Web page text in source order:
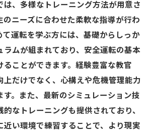
は、多様なトレーニング方法が用意さ
のニーズに合わせた柔軟な指導が行わ
て運転を学ぶ方には、基礎からしっか
ラムが組まれており、安全運転の基本
ることができます。経験豊富な教官
上だけでなく、心構えや危機管理能力
す。また、最新のシミュレーション技
なトレーニングも提供されており、
近い環境で練習することで、より現実